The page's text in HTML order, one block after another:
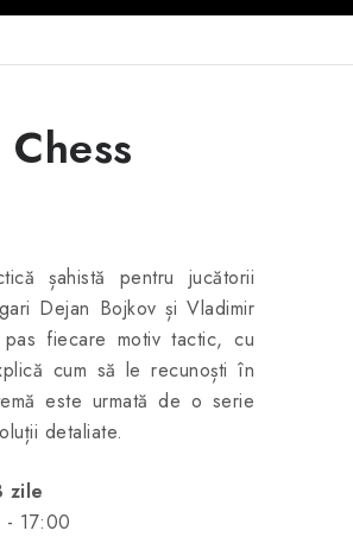
CUMPĂRĂTURI
șahistă pentru jucătorii
Dejan Bojkov și Vladimir
fiecare motiv tactic, cu
cum să le recunoști în
este urmată de o serie
detaliate.
zile
17:00